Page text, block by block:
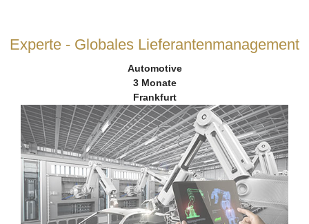
Experte - Globales Lieferantenmanagement
Automotive
3 Monate
Frankfurt